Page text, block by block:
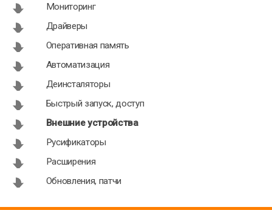
Мониторинг
Драйверы
Оперативная память
Автоматизация
Деинсталяторы
Быстрый запуск, доступ
Внешние устройства
Русификаторы
Расширения
Обновления, патчи